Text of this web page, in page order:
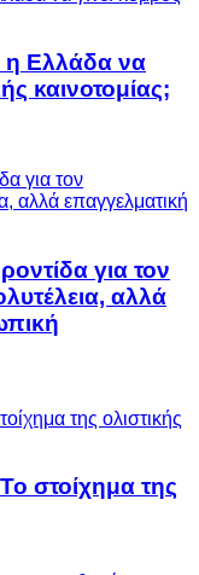
Ελλάδα να
καινοτομίας;
για τον
αλλά
στοίχημα της